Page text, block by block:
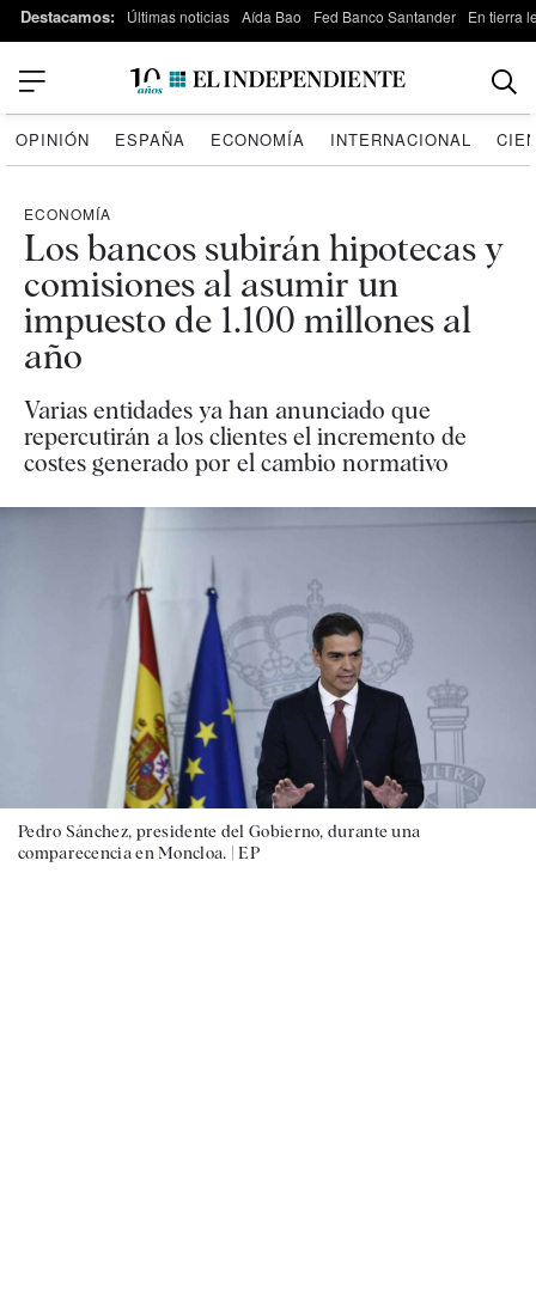
Destacamos: Últimas noticias Aída Bao Fed Banco Santander En tierra
OPINIÓN ESPAÑA ECONOMÍA INTERNACIONAL
ECONOMÍA
Los bancos subirán hipotecas y
comisiones al asumir un
impuesto de 1.100 millones al
año
Varias entidades ya han anunciado que
repercutirán a los clientes el incremento de
costes generado por el cambio normativo
Pedro Sánchez, presidente del Gobierno, durante una
comparecencia en Moncloa. |EP